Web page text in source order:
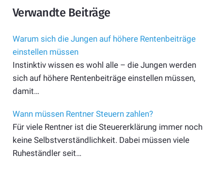
Verwandte Beiträge
Warum sich die Jungen auf höhere Rentenbeiträge
einstellen müssen
Instinktiv wissen es wohl alle – die Jungen werden
sich auf höhere Rentenbeiträge einstellen müssen,
damit…
Wann müssen Rentner Steuern zahlen?
Für viele Rentner ist die Steuererklärung immer noch
keine Selbstverständlichkeit. Dabei müssen viele
Ruheständler seit…